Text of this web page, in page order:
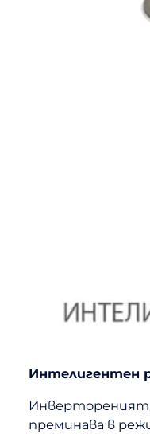
Интелигентен
Инвертореният
преминава в